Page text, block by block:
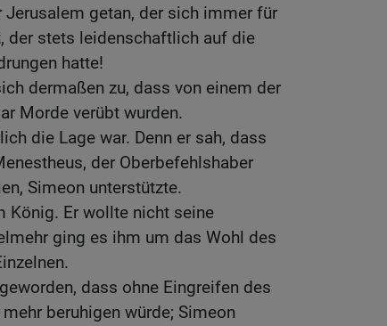
Jerusalem getan, der sich immer für
der stets leidenschaftlich auf die
hatte!
dermaßen zu, dass von einem der
Morde verübt wurden.
die Lage war. Denn er sah, dass
der Oberbefehlshaber
Simeon unterstützte.
König. Er wollte nicht seine
ging es ihm um das Wohl des
dass ohne Eingreifen des
beruhigen würde; Simeon